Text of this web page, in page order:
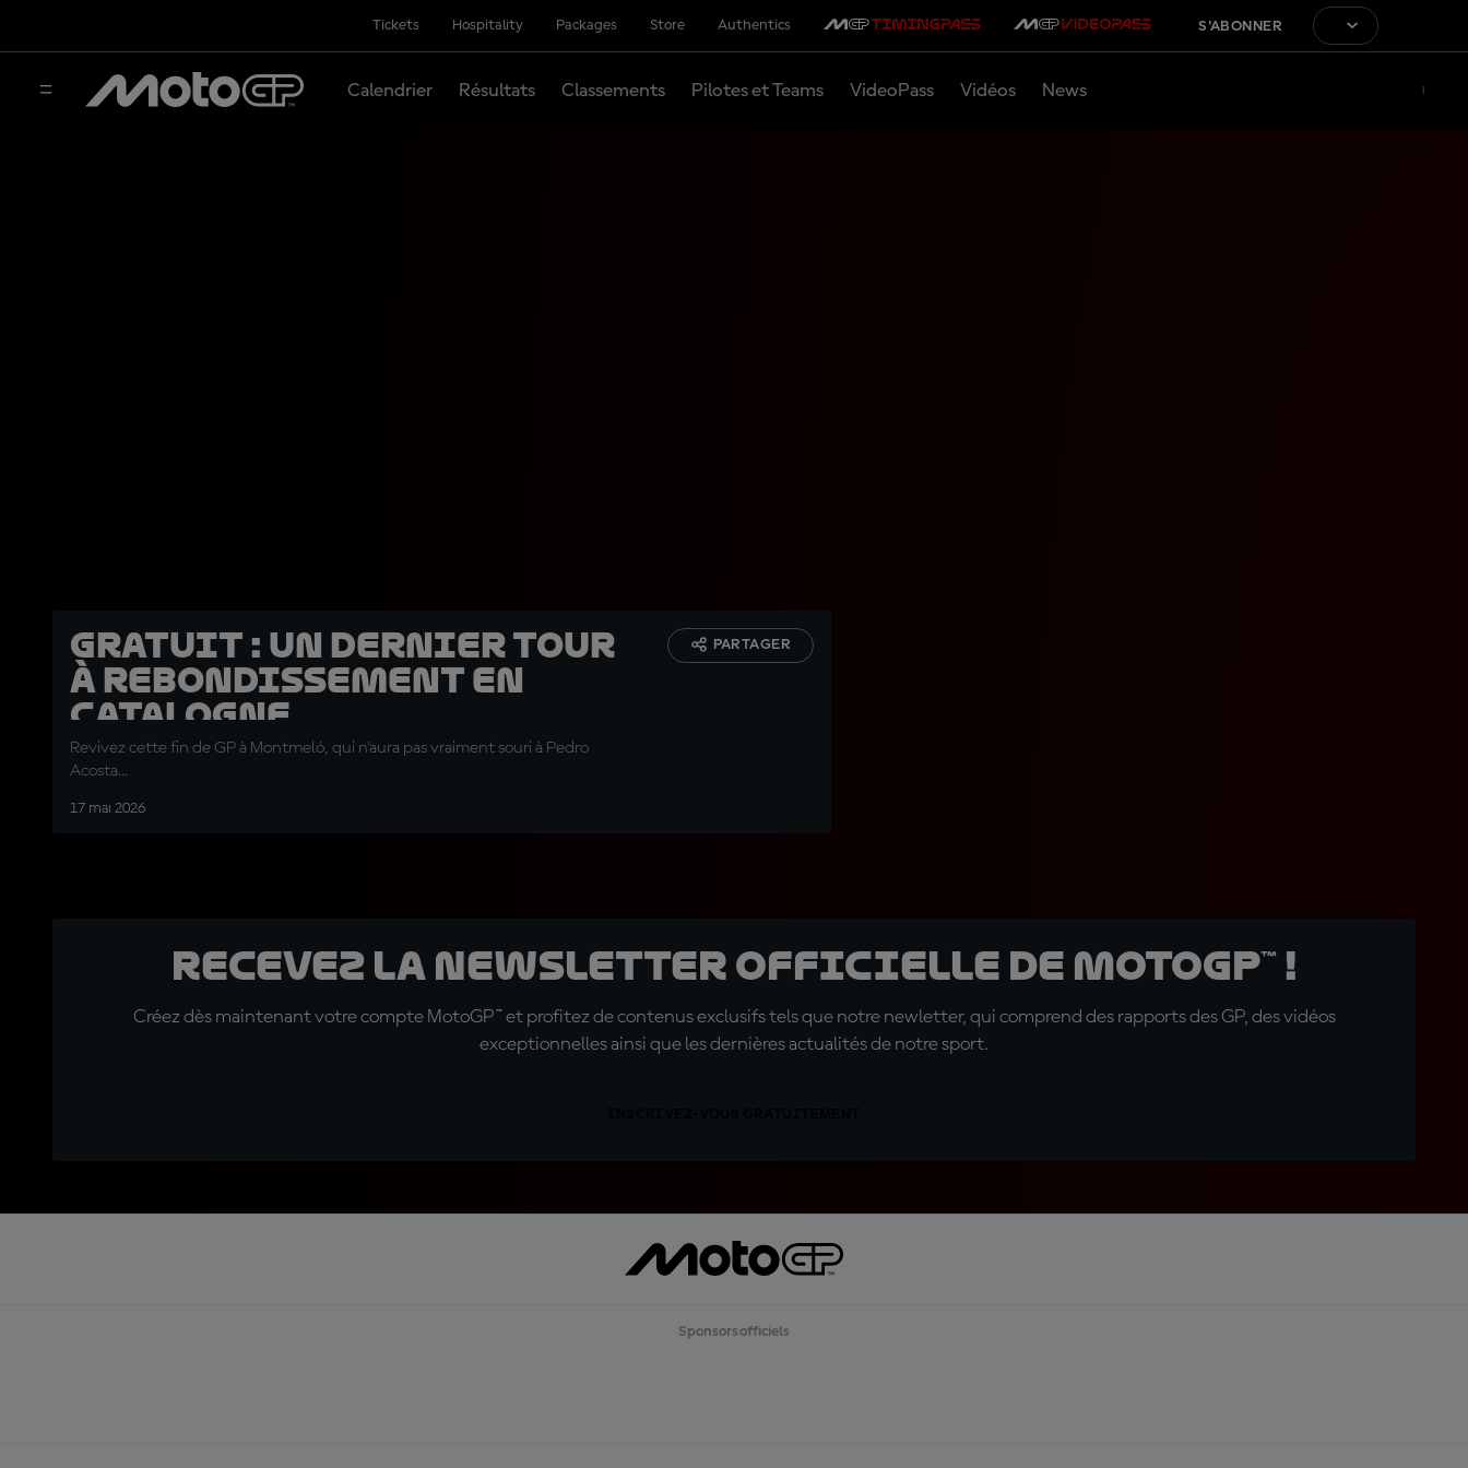
Tickets Hospitality Packages Store Authentics S'ABONNER
Calendrier Résultats Classements Pilotes et Teams VideoPass Vidéos News
GRATUIT : Un dernier tour
à rebondissement en
Catalogne
Revivez cette fin de GP à Montmeló, qui n'aura pas vraiment souri à Pedro
Acosta...
17 mai 2026
PARTAGER
Recevez la Newsletter officielle de MotoGP™ !
Créez dès maintenant votre compte MotoGP™ et profitez de contenus exclusifs tels que notre newletter, qui comprend des rapports des GP, des vidéos
exceptionnelles ainsi que les dernières actualités de notre sport.
Sponsors officiels